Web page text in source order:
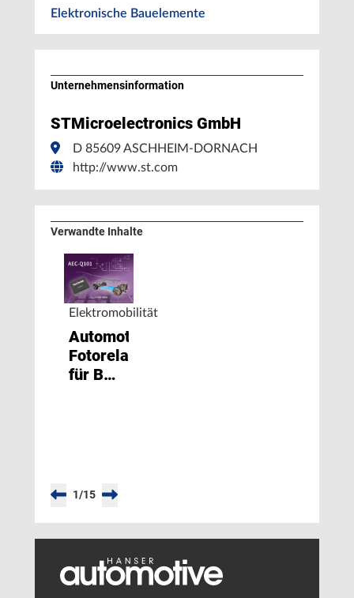
Elektronische Bauelemente
Unternehmens­information
STMicroelectronics GmbH
D 85609 ASCHHEIM-DORNACH
http://www.st.com
Verwandte Inhalte
Elektromobilität
Automotive-
Fotorelais
für BMS
1/15